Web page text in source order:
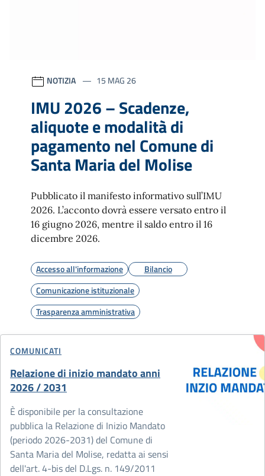
NOTIZIA 15 MAG 26
IMU 2026 – Scadenze,
aliquote e modalità di
pagamento nel Comune di
Santa Maria del Molise
Pubblicato il manifesto informativo sull’IMU
2026. L’acconto dovrà essere versato entro il
16 giugno 2026, mentre il saldo entro il 16
dicembre 2026.
Accesso all'informazione
Bilancio
Comunicazione istituzionale
Trasparenza amministrativa
COMUNICATI
Relazione di inizio mandato anni
2026 / 2031
È disponibile per la consultazione
pubblica la Relazione di Inizio Mandato
(periodo 2026-2031) del Comune di
Santa Maria del Molise, redatta ai sensi
dell'art. 4-bis del D.Lgs. n. 149/2011